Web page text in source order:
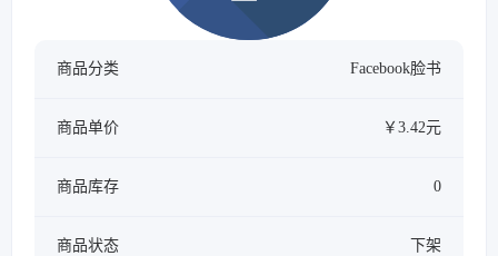
商品分类 Facebook脸书
商品单价 ￥3.42元
商品库存 0
商品状态 下架